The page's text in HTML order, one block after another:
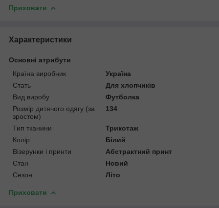
Приховати
Характеристики
Основні атрибути
Країна виробник
Україна
Стать
Для хлопчиків
Вид виробу
Футболка
Розмір дитячого одягу (за
зростом)
134
Тип тканини
Трикотаж
Колір
Білий
Візерунки і принти
Абстрактний принт
Стан
Новий
Сезон
Літо
Приховати